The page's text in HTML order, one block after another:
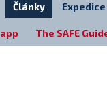
Články Expedice
The SAFE